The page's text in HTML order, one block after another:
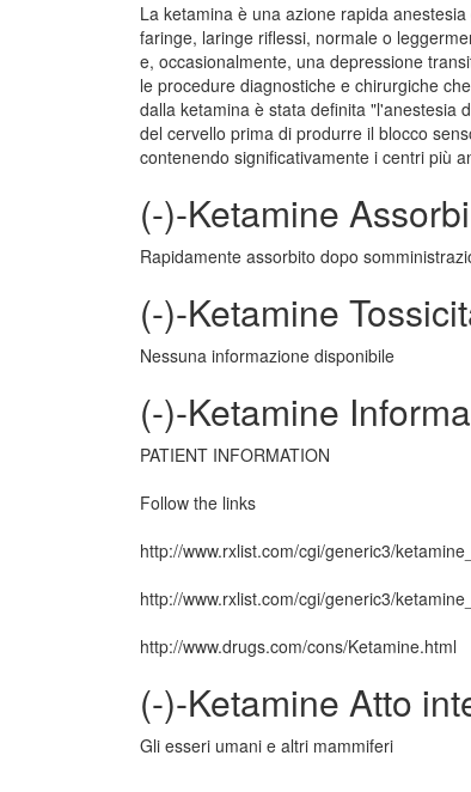
La ketamina è una azione rapida
faringe, laringe riflessi, normale o
e, occasionalmente, una depressione
le procedure diagnostiche e chirurgiche
dalla ketamina è stata definita "l'anestesia
del cervello prima di produrre il blocco
contenendo significativamente i centri più
(-)-Ketamine
Rapidamente assorbito dopo
(-)-Ketamine
Nessuna informazione disponibile
(-)-Ketamine
PATIENT INFORMATION
Follow the links
http://www.rxlist.com/cgi/generic3/
http://www.rxlist.com/cgi/generic3/
http://www.drugs.com/cons/Ketamine.html
(-)-Ketamine Atto
Gli esseri umani e altri mammiferi